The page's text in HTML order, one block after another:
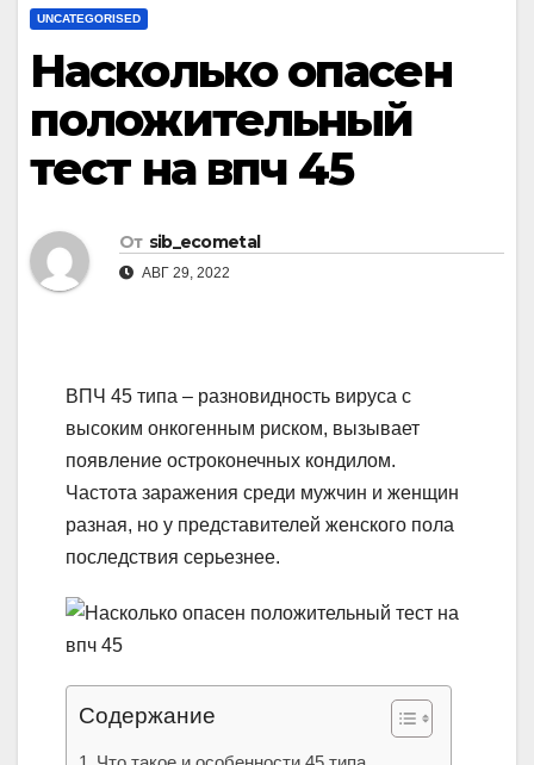
UNCATEGORISED
Насколько опасен
положительный
тест на впч 45
От sib_ecometal
АВГ 29, 2022
ВПЧ 45 типа – разновидность вируса с
высоким онкогенным риском, вызывает
появление остроконечных кондилом.
Частота заражения среди мужчин и женщин
разная, но у представителей женского пола
последствия серьезнее.
Содержание